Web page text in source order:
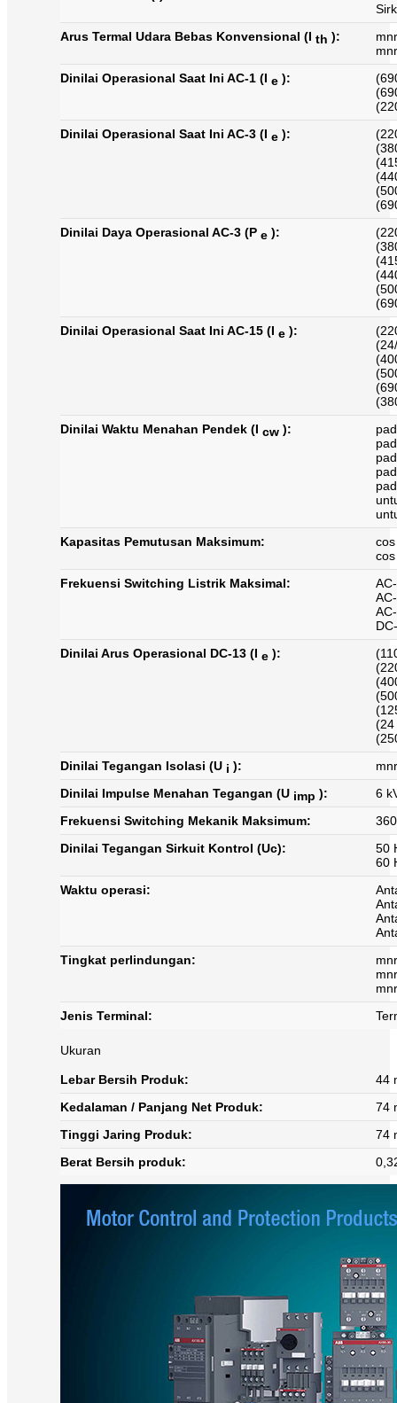
Arus Termal Udara Bebas Konvensional (I th ):
Dinilai Operasional Saat Ini AC-1 (I e ):
Dinilai Operasional Saat Ini AC-3 (I e ):
Dinilai Daya Operasional AC-3 (P e ):
Dinilai Operasional Saat Ini AC-15 (I e ):
Dinilai Waktu Menahan Pendek (I cw ):
Kapasitas Pemutusan Maksimum:
Frekuensi Switching Listrik Maksimal:
Dinilai Arus Operasional DC-13 (I e ):
(24
Dinilai Tegangan Isolasi (U i ):
Dinilai Impulse Menahan Tegangan (U imp ):
6
Frekuensi Switching Mekanik Maksimum:
Dinilai Tegangan Sirkuit Kontrol (Uc):
50
60
Waktu operasi:
Tingkat perlindungan:
Jenis Terminal:
Ukuran
Lebar Bersih Produk: 44
Kedalaman / Panjang Net Produk:
74
Tinggi Jaring Produk:
74
Berat Bersih produk: